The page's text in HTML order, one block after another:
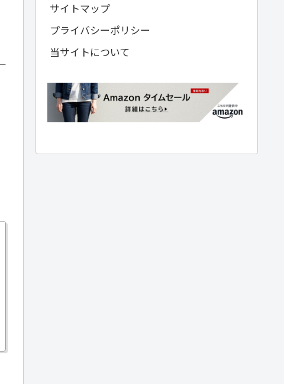
サイトマップ
プライバシーポリシー
当サイトについて